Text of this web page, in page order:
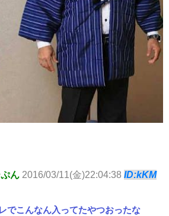
ん 2016/03/11(金)22:04:38 ID:kKM
でこんなん入ってたやつおったな